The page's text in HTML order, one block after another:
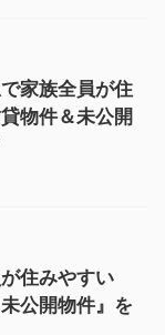
家族全員が住
物件＆未公開
住みやすい
公開物件』を